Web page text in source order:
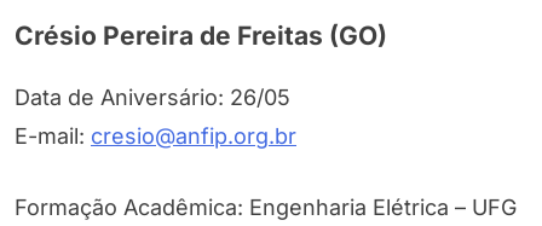
Crésio Pereira de Freitas (GO)
Data de Aniversário: 26/05
E-mail: cresio@anfip.org.br
Formação Acadêmica: Engenharia Elétrica – UFG